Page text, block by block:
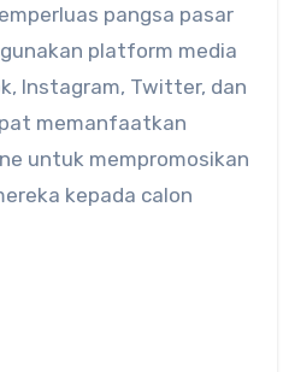
pangsa pasar
platform media
Instagram, Twitter, dan
memanfaatkan
untuk mempromosikan
kepada calon